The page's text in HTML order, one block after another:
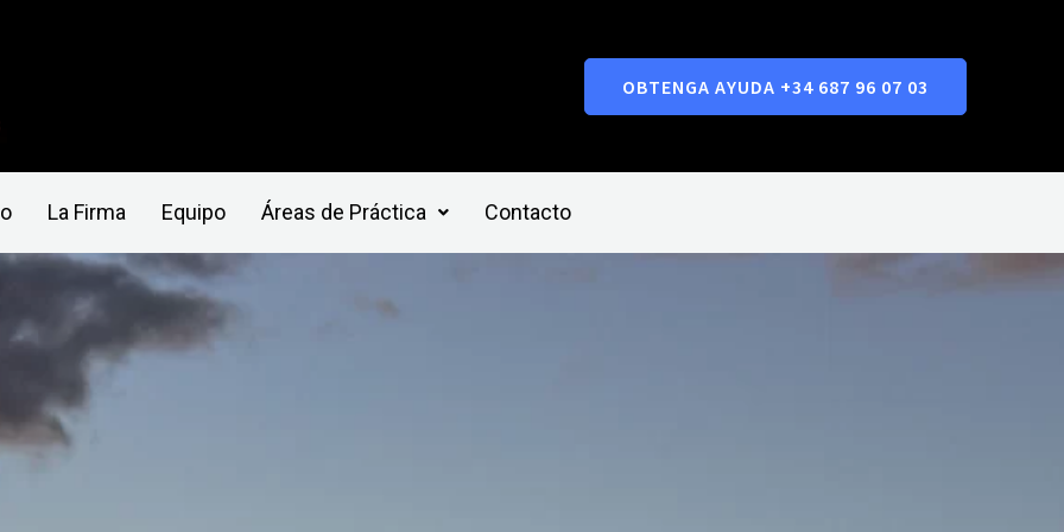
OBTENGA AYUDA +34 687 96 07 03
La Firma Equipo Áreas de Práctica Contacto